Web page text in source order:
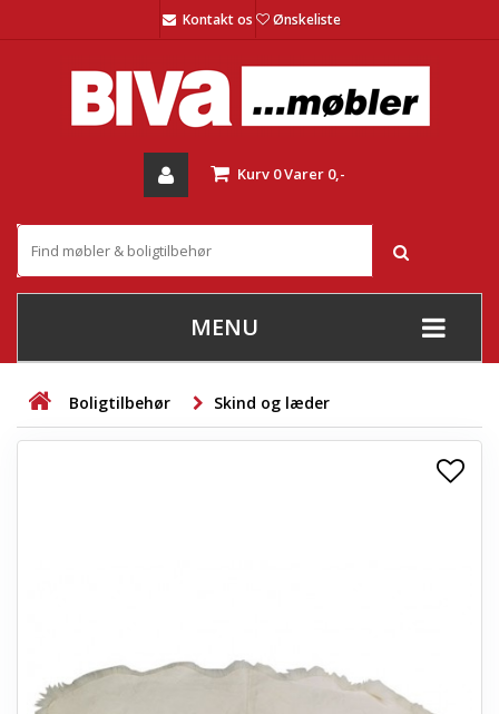
Kontakt os Ønskeliste
Kurv 0Varer 0,-
MENU
+
STUE
+
TÆPPER
Boligtilbehør Skind og læder